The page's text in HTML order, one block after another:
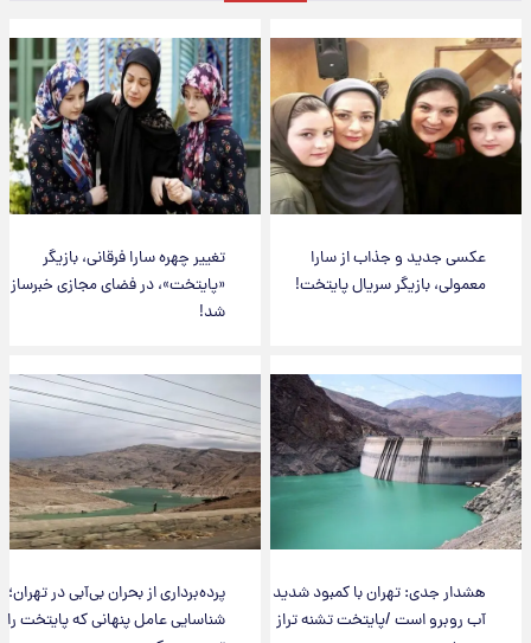
عکسی جدید و جذاب از سارا
معمولی، بازیگر سریال پایتخت!
تغییر چهره سارا فرقانی، بازیگر
«پایتخت»، در فضای مجازی خبرساز
شد!
هشدار جدی: تهران با کمبود شدید
آب روبرو است /پایتخت تشنه تراز
پرده‌برداری از بحران بی‌آبی در تهران؛
شناسایی عامل پنهانی که پایتخت را